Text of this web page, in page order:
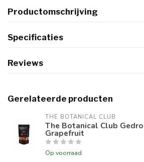
Productomschrijving
Specificaties
Reviews
Gerelateerde producten
THE BOTANICAL CLUB
The Botanical Club
Grapefruit
Op voorraad